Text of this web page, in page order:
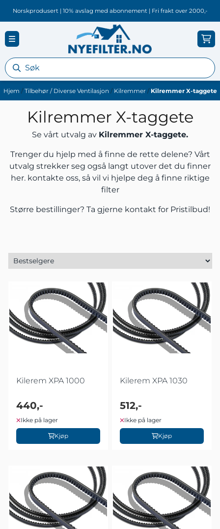
Hopp til innhold
Norskprodusert | 10% avslag med abonnement | Fri frakt over 2000,-
Hjem / Tilbehør / Diverse Ventilasjon / Kilremmer / Kilremmer X-taggete
Kilremmer X-taggete
Se vårt utvalg av Kilremmer X-taggete.
Trenger du hjelp med å finne de rette delene? Vårt
utvalg strekker seg også langt utover det du finner
her. kontakte oss, så vil vi hjelpe deg å finne riktige
filter
Større bestillinger? Ta gjerne kontakt for Pristilbud!
Kilerem XPA 1000
440,-
Ikke på lager
Kjøp
Kilerem XPA 1030
512,-
Ikke på lager
Kjøp